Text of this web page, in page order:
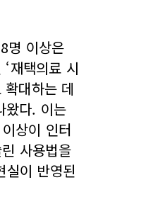
명 이상은
재택의료 시
확대하는 데
왔다. 이는
상이 인터
사용법을
실이 반영된